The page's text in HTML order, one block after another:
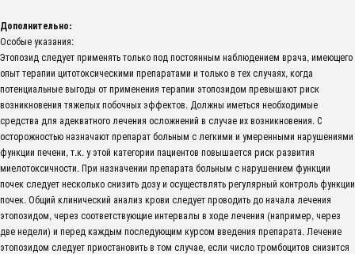
Дополнительно:
Особые указания:
Этопозид следует применять только под постоянным наблюдением врача, имеющего
опыт терапии цитотоксическими препаратами и только в тех случаях, когда
потенциальные выгоды от применения терапии этопозидом превышают риск
возникновения тяжелых побочных эффектов. Должны иметься необходимые
средства для адекватного лечения осложнений в случае их возникновения. С
осторожностью назначают препарат больным с легкими и умеренными нарушениями
функции печени, т.к. у этой категории пациентов повышается риск развития
миелотоксичности. При назначении препарата больным с нарушением функции
почек следует несколько снизить дозу и осуществлять регулярный контроль функции
почек. Общий клинический анализ крови следует проводить до начала лечения
этопозидом, через соответствующие интервалы в ходе лечения (например, через
две недели) и перед каждым последующим курсом введения препарата. Лечение
этопозидом следует приостановить в том случае, если число тромбоцитов снизится